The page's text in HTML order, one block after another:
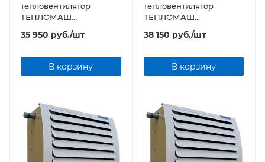
тепловентилятор
ТЕПЛОМАШ
КЭВ-25T3W2 серии TW
35 950 руб./шт
В корзину
тепловентилятор
ТЕПЛОМАШ
КЭВ-34T3,5W2 серии TW
38 150 руб./шт
В корзину